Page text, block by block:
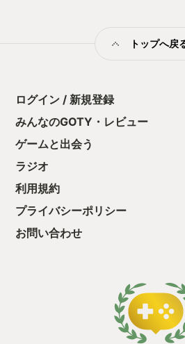
アルも最高です。紙の質感、絵本のよ
ビジュアルの裏に、しっかりと遊びご
自分の手で“折って・広げて”みてほしい
トップへ戻
ログイン / 新規登録
みんなのGOTY・レビュー
ゲームと出会う
ラジオ
利用規約
プライバシーポリシー
お問い合わせ